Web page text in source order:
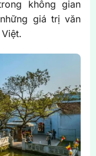
không gian
giá trị văn